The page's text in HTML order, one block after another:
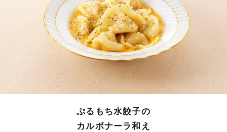
ぷるもち水餃子の
カルボナーラ和え